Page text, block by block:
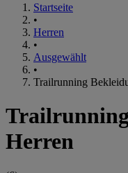
Startseite
•
Herren
•
Ausgewählt
•
Trailrunning
Herren